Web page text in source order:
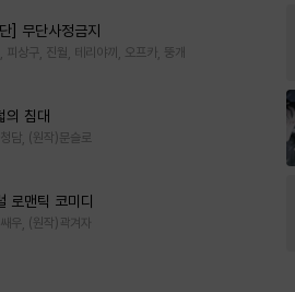
] 무단사정금지
피상구, 진월, 테리야끼, 오프카, 뚱개
의 침대
담, (원작)문슬로
로맨틱 코미디
우, (원작)곽겨자